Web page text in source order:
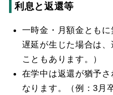
利息と返還等
一時金・月額金とも
遅延が生じた場合は
こともあります。）
在学中は返還が猶予
なります。（例：3月